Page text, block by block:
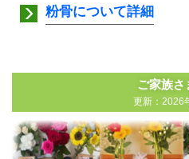
粉骨について詳細
ご家族さ
更新：2026